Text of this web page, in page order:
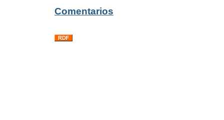
Comentarios